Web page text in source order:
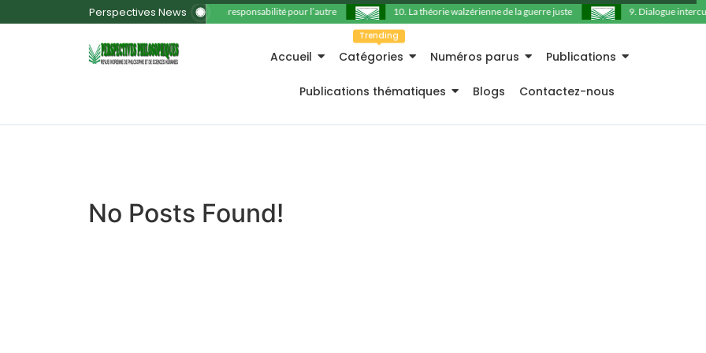
Perspectives News 11. La responsabilité pour l’autre 10. La théorie walzérienne de la guerre juste 9. Dialogue
Accueil Catégories
Trending
Numéros parus Publications
Publications thématiques Blogs Contactez-nous
No Posts Found!